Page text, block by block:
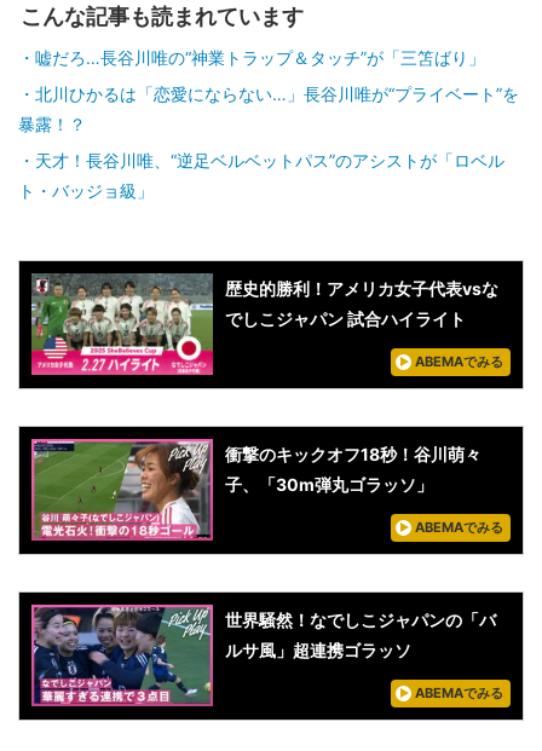
こんな記事も読まれています
嘘だろ…長谷川唯の“神業トラップ＆タッチ”が「三笘ばり」
北川ひかるは「恋愛にならない…」長谷川唯が“プライベート”を
暴露！？
天才！長谷川唯、“逆足ベルベットパス”のアシストが「ロベル
ト・バッジョ級」
歴史的勝利！アメリカ女子代表vsな
でしこジャパン 試合ハイライト
ABEMAでみる
衝撃のキックオフ18秒！谷川萌々
子、「30m弾丸ゴラッソ」
ABEMAでみる
世界騒然！なでしこジャパンの「バ
ルサ風」超連携ゴラッソ
ABEMAでみる